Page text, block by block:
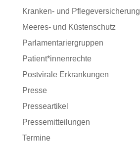
Kranken- und Pflegeversicherung
Meeres- und Küstenschutz
Parlamentariergruppen
Patient*innenrechte
Postvirale Erkrankungen
Presse
Presseartikel
Pressemitteilungen
Termine